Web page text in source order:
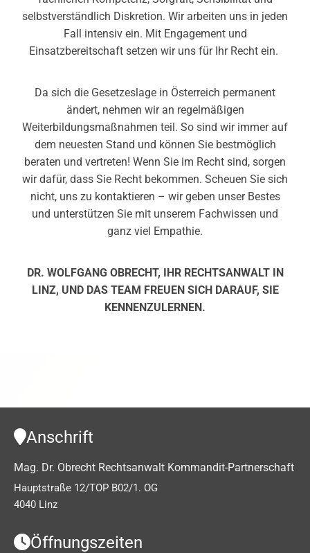
selbstverständlich Diskretion. Wir arbeiten uns in jeden
Fall intensiv ein. Mit Engagement und
Einsatzbereitschaft setzen wir uns für Ihr Recht ein.
Da sich die Gesetzeslage in Österreich permanent
ändert, nehmen wir an regelmäßigen
Weiterbildungsmaßnahmen teil. So sind wir immer auf
dem neuesten Stand und können Sie bestmöglich
beraten und vertreten! Wenn Sie im Recht sind, sorgen
wir dafür, dass Sie Recht bekommen. Scheuen Sie sich
nicht, uns zu kontaktieren – wir geben unser Bestes
und unterstützen Sie mit unserem Fachwissen und
ganz viel Empathie.
DR. WOLFGANG OBRECHT, IHR RECHTSANWALT IN
LINZ, UND DAS TEAM FREUEN SICH DARAUF, SIE
KENNENZULERNEN.
Anschrift
Mag. Dr. Obrecht Rechtsanwalt Kommandit-Partnerschaft
Hauptstraße 12/TOP B02/1. OG
4040 Linz
Öffnungszeiten